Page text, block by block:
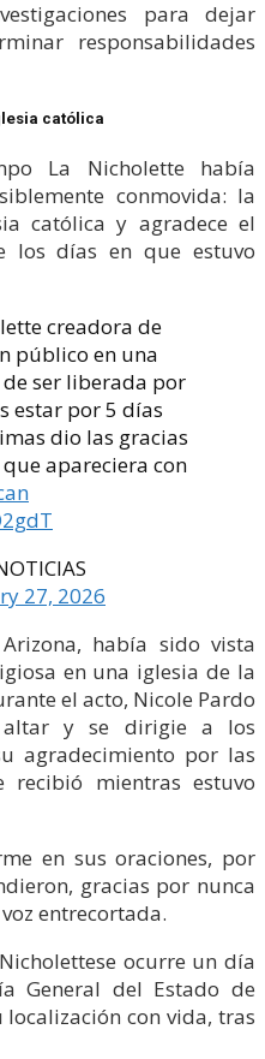
para dejar
responsabilidades
católica
La Nicholette había
conmovida: la
católica y agradece el
los días en que estuvo
creadora de
público en una
ser liberada por
estar por 5 días
dio las gracias
apareciera con
27, 2026
había sido vista
en una iglesia de la
el acto, Nicole Pardo
y se dirigie a los
agradecimiento por las
mientras estuvo
en sus oraciones, por
gracias por nunca
entrecortada.
ocurre un día
General del Estado de
localización con vida, tras